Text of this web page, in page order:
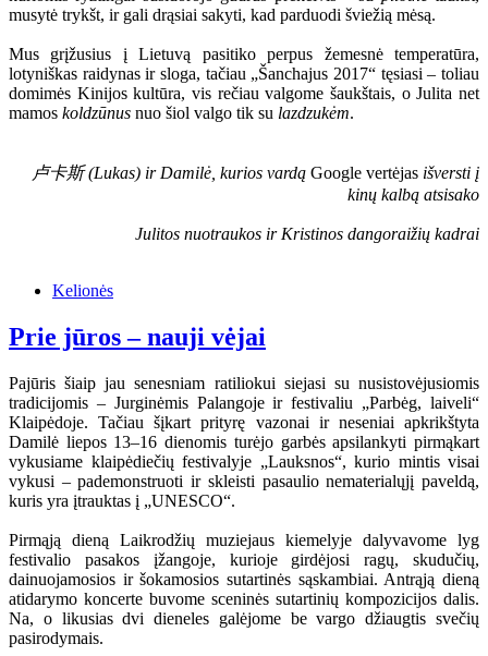
musytė trykšt, ir gali drąsiai sakyti, kad parduodi šviežią mėsą.
Mus grįžusius į Lietuvą pasitiko perpus žemesnė temperatūra,
lotyniškas raidynas ir sloga, tačiau „Šanchajus 2017“ tęsiasi – toliau
domimės Kinijos kultūra, vis rečiau valgome šaukštais, o Julita net
mamos koldzūnus nuo šiol valgo tik su lazdzukėm.
卢卡斯 (Lukas) ir Damilė, kurios vardą Google vertėjas išversti į
kinų kalbą atsisako
Julitos nuotraukos ir Kristinos dangoraižių kadrai
Kelionės
Prie jūros – nauji vėjai
Pajūris šiaip jau senesniam ratiliokui siejasi su nusistovėjusiomis
tradicijomis – Jurginėmis Palangoje ir festivaliu „Parbėg, laiveli“
Klaipėdoje. Tačiau šįkart prityrę vazonai ir neseniai apkrikštyta
Damilė liepos 13–16 dienomis turėjo garbės apsilankyti pirmąkart
vykusiame klaipėdiečių festivalyje „Lauksnos“, kurio mintis visai
vykusi – pademonstruoti ir skleisti pasaulio nematerialųjį paveldą,
kuris yra įtrauktas į „UNESCO“.
Pirmąją dieną Laikrodžių muziejaus kiemelyje dalyvavome lyg
festivalio pasakos įžangoje, kurioje girdėjosi ragų, skudučių,
dainuojamosios ir šokamosios sutartinės sąskambiai. Antrąją dieną
atidarymo koncerte buvome sceninės sutartinių kompozicijos dalis.
Na, o likusias dvi dieneles galėjome be vargo džiaugtis svečių
pasirodymais.